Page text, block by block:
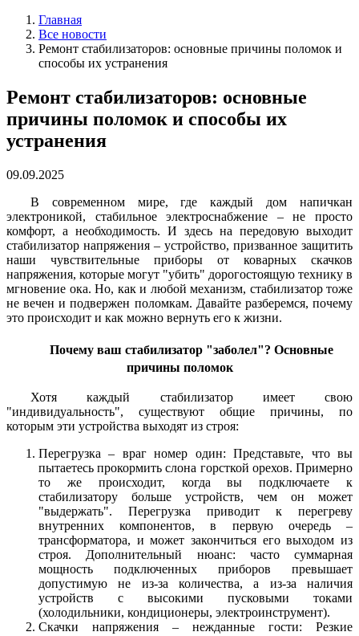
Главная
Все новости
Ремонт стабилизаторов: основные причины поломок и
способы их устранения
Ремонт стабилизаторов: основные
причины поломок и способы их
устранения
09.09.2025
В современном мире, где каждый дом напичкан
электроникой, стабильное электроснабжение – не просто
комфорт, а необходимость. И здесь на передовую выходит
стабилизатор напряжения – устройство, призванное защитить
наши чувствительные приборы от коварных скачков
напряжения, которые могут "убить" дорогостоящую технику в
мгновение ока. Но, как и любой механизм, стабилизатор тоже
не вечен и подвержен поломкам. Давайте разберемся, почему
это происходит и как можно вернуть его к жизни.
Почему ваш стабилизатор "заболел"? Основные
причины поломок
Хотя каждый стабилизатор имеет свою
"индивидуальность", существуют общие причины, по
которым эти устройства выходят из строя:
Перегрузка – враг номер один: Представьте, что вы
пытаетесь прокормить слона горсткой орехов. Примерно
то же происходит, когда вы подключаете к
стабилизатору больше устройств, чем он может
"выдержать". Перегрузка приводит к перегреву
внутренних компонентов, в первую очередь –
трансформатора, и может закончиться его выходом из
строя. Дополнительный нюанс: часто суммарная
мощность подключенных приборов превышает
допустимую не из-за количества, а из-за наличия
устройств с высокими пусковыми токами
(холодильники, кондиционеры, электроинструмент).
Скачки напряжения – нежданные гости: Резкие